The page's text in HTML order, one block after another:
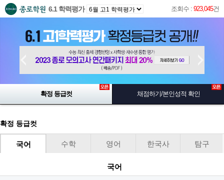
6.1 학력평가 조회수 : 923,045건
확정 등급컷 채점하기/본인성적 확인
확정 등급컷
국어 수학 영어 한국사 탐구
국어